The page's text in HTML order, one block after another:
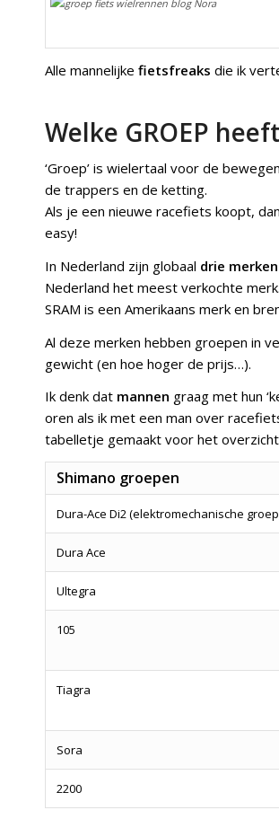
Alle mannelijke fietsfreaks die ik
Welke GROEP
‘Groep’ is wielertaal voor de
de trappers en de ketting.
Als je een nieuwe racefiets koopt,
easy!
In Nederland zijn globaal drie merken
Nederland het meest verkochte
SRAM is een Amerikaans merk en
Al deze merken hebben groepen in
gewicht (en hoe hoger de prijs…).
Ik denk dat mannen graag met hun
oren als ik met een man over
tabelletje gemaakt voor het
Shimano groepen
Dura-Ace Di2 (elektromechanische
Dura Ace
Ultegra
105
Tiagra
Sora
2200